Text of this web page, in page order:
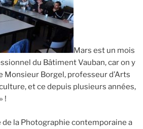
Mars est un mois
du Bâtiment Vauban, car on y
Monsieur Borgel, professeur d’Arts
et ce depuis plusieurs années,
!
la Photographie contemporaine a